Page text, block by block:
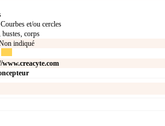
et/ou cercles
bustes, corps
indiqué